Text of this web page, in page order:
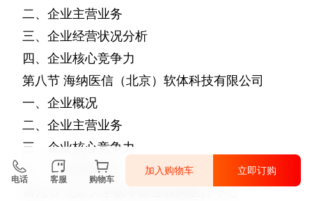
二、企业主营业务
三、企业经营状况分析
四、企业核心竞争力
第八节 海纳医信（北京）软体科技有限公司
一、企业概况
二、企业主营业务
三、企业核心竞争力
五、企业战略规划
电话 客服 购物车
加入购物车 立即订购